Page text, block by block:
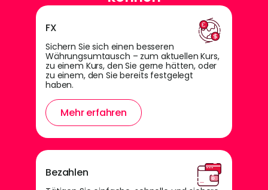
FX
Sichern Sie sich einen besseren
Währungsumtausch – zum aktuellen Kurs,
zu einem Kurs, den Sie gerne hätten, oder
zu einem, den Sie bereits festgelegt
haben.
Mehr erfahren
Bezahlen